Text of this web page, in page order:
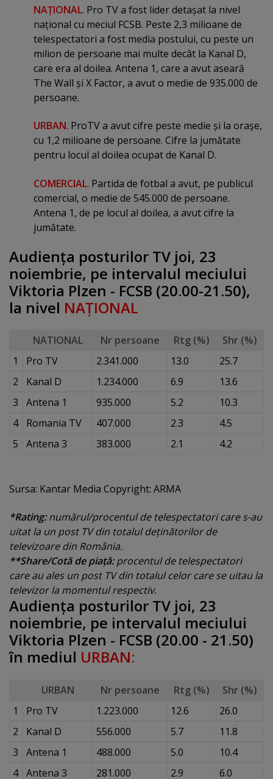
NAŢIONAL. Pro TV a fost lider detaşat la nivel
naţional cu meciul FCSB. Peste 2,3 milioane de
telespectatori a fost media postului, cu peste un
milion de persoane mai multe decât la Kanal D,
care era al doilea. Antena 1, care a avut aseară
The Wall şi X Factor, a avut o medie de 935.000 de
persoane.
URBAN. ProTV a avut cifre peste medie şi la oraşe,
cu 1,2 milioane de persoane. Cifre la jumătate
pentru locul al doilea ocupat de Kanal D.
COMERCIAL. Partida de fotbal a avut, pe publicul
comercial, o medie de 545.000 de persoane.
Antena 1, de pe locul al doilea, a avut cifre la
jumătate.
Audienţa posturilor TV joi, 23
noiembrie, pe intervalul meciului
Viktoria Plzen - FCSB (20.00-21.50),
la nivel NAŢIONAL
NATIONAL Nr persoane Rtg (%)
Shr (%)
1
Pro TV 2.341.000 13.0
25.7
2
Kanal D 1.234.000 6.9
13.6
3
Antena 1 935.000 5.2
10.3
4
Romania TV 407.000 2.3
4.5
5
Antena 3 383.000 2.1 4.2
Sursa: Kantar Media Copyright: ARMA
*Rating:numărul/procentul de telespectatori care s-au
uitat la un post TV din totalul deţinătorilor de
televizoare din România.
**Share/Cotă de piaţă:procentul de telespectatori
care au ales un post TV din totalul celor care se uitau la
televizor la momentul respectiv.
Audienţa posturilor TV joi, 23
noiembrie, pe intervalul meciului
Viktoria Plzen - FCSB (20.00 - 21.50)
în mediul URBAN:
URBAN Nr persoane Rtg (%)
Shr (%)
1
Pro TV 1.223.000 12.6
26.0
2
Kanal D 556.000 5.7
11.8
3
Antena 1 488.000 5.0
10.4
4
Antena 3 281.000 2.9 6.0